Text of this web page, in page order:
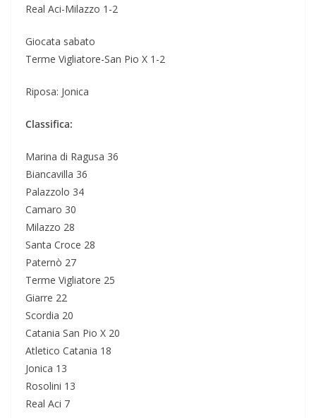
Real Aci-Milazzo 1-2
Giocata sabato
Terme Vigliatore-San Pio X 1-2
Riposa: Jonica
Classifica:
Marina di Ragusa 36
Biancavilla 36
Palazzolo 34
Camaro 30
Milazzo 28
Santa Croce 28
Paternò 27
Terme Vigliatore 25
Giarre 22
Scordia 20
Catania San Pio X 20
Atletico Catania 18
Jonica 13
Rosolini 13
Real Aci 7